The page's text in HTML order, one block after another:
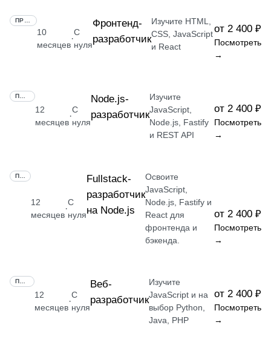
10
месяцев
·
С
нуля
Фронтенд-
разработчик
Изучите HTML,
CSS, JavaScript
и React
от 2 400 ₽
Посмотреть
→
12
месяцев
·
С
нуля
Node.js-
разработчик
Изучите
JavaScript,
Node.js, Fastify
и REST API
от 2 400 ₽
Посмотреть
→
12
месяцев
·
С
нуля
Fullstack-
разработчик
на Node.js
Освоите
JavaScript,
Node.js, Fastify и
React для
фронтенда и
бэкенда.
от 2 400 ₽
Посмотреть
→
12
месяцев
·
С
нуля
Веб-
разработчик
Изучите
JavaScript и на
выбор Python,
Java, PHP
от 2 400 ₽
Посмотреть
→